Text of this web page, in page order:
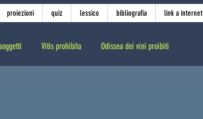
proiezioni quiz lessico bibliografia link a internet
Vitis prohibita Odissea dei vini proibiti